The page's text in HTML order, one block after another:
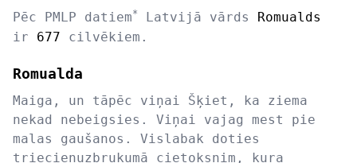
Pēc PMLP datiem* Latvijā vārds
Romualds
ir 677 cilvēkiem.
Romualda
Maiga, un tāpēc viņai Šķiet, ka ziema
nekad nebeigsies. Viņai vajag mest pie
malas gaušanos. Vislabak doties
triecienuzbrukumā cietoksnim, kura